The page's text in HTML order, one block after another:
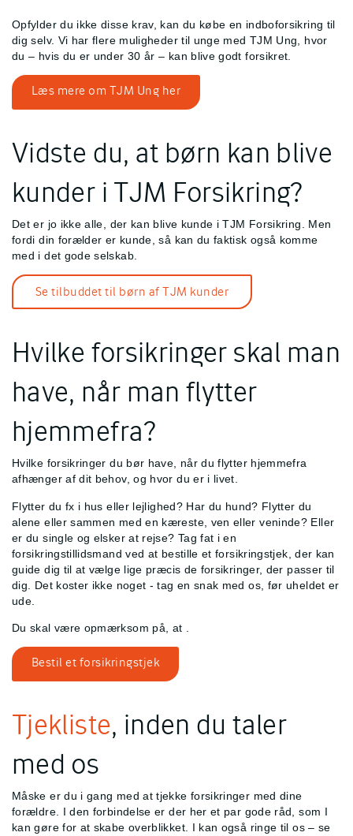
Opfylder du ikke disse krav, kan du købe en indboforsikring til
dig selv. Vi har flere muligheder til unge med TJM Ung, hvor
du – hvis du er under 30 år – kan blive godt forsikret.
Læs mere om TJM Ung her
Vidste du, at børn kan blive
kunder i TJM Forsikring?
Det er jo ikke alle, der kan blive kunde i TJM Forsikring. Men
fordi din forælder er kunde, så kan du faktisk også komme
med i det gode selskab.
Se tilbuddet til børn af TJM kunder
Hvilke forsikringer skal man
have, når man flytter
hjemmefra?
Hvilke forsikringer du bør have, når du flytter hjemmefra
afhænger af dit behov, og hvor du er i livet.
Flytter du fx i hus eller lejlighed? Har du hund? Flytter du
alene eller sammen med en kæreste, ven eller veninde? Eller
er du single og elsker at rejse? Tag fat i en
forsikringstillidsmand ved at bestille et forsikringstjek, der kan
guide dig til at vælge lige præcis de forsikringer, der passer til
dig. Det koster ikke noget - tag en snak med os, før uheldet er
ude.
Du skal være opmærksom på, at
Bestil et forsikringstjek
Tjekliste, inden du taler
med os
Måske er du i gang med at tjekke forsikringer med dine
forældre. I den forbindelse er der her et par gode råd, som I
kan gøre for at skabe overblikket. I kan også ringe til os – se